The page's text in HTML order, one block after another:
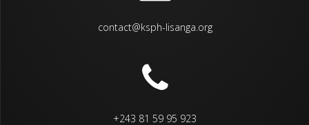
contact@ksph-lisanga.org
+243 81 59 95 923